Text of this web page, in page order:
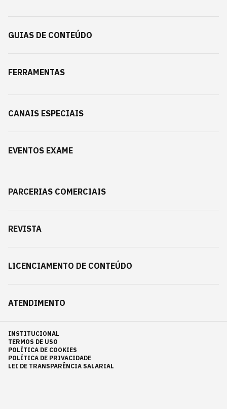
GUIAS DE CONTEÚDO
FERRAMENTAS
CANAIS ESPECIAIS
EVENTOS EXAME
PARCERIAS COMERCIAIS
REVISTA
LICENCIAMENTO DE CONTEÚDO
ATENDIMENTO
INSTITUCIONAL
TERMOS DE USO
POLÍTICA DE COOKIES
POLÍTICA DE PRIVACIDADE
LEI DE TRANSPARÊNCIA SALARIAL